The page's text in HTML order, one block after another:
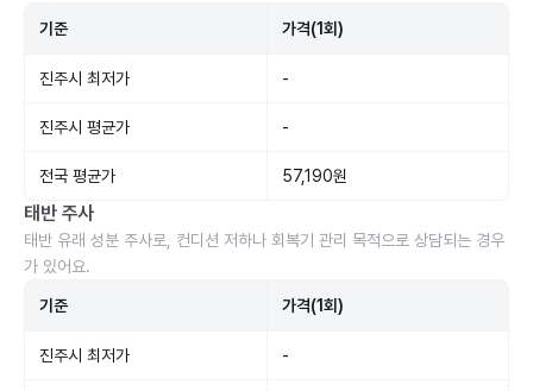
기준 가격(1회)
진주시 최저가 -
진주시 평균가 -
전국 평균가 57,190원
태반 주사
태반 유래 성분 주사로, 컨디션 저하나 회복기 관리 목적으로 상담되는 경우
가 있어요.
기준 가격(1회)
진주시 최저가 -